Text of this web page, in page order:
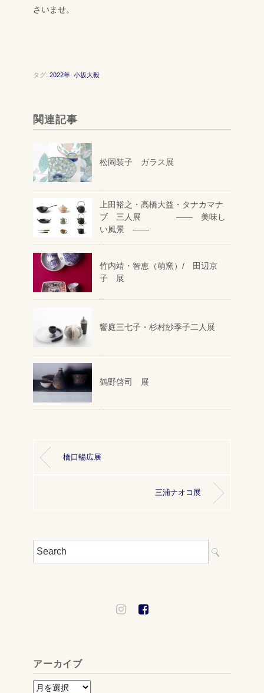
さいませ。
タグ: 2022年 小坂大毅
関連記事
松岡装子 ガラス展
上田裕之・高橋大益・タナカマナ
ブ 三人展 ―― 美味し
い風景 ――
竹内靖・智恵（萌窯）/ 田辺京
子 展
饗庭三七子・杉村紗季子二人展
鶴野啓司 展
橋口暢広展
三浦ナオコ展
アーカイブ
ア